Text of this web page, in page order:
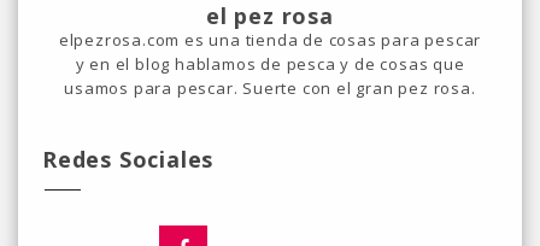
el pez rosa
elpezrosa.com es una tienda de cosas para pescar
y en el blog hablamos de pesca y de cosas que
usamos para pescar. Suerte con el gran pez rosa.
Redes Sociales